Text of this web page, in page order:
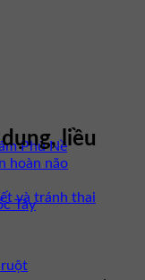
Phù Nề
hoàn não
và tránh thai
ruột
liều
Tây